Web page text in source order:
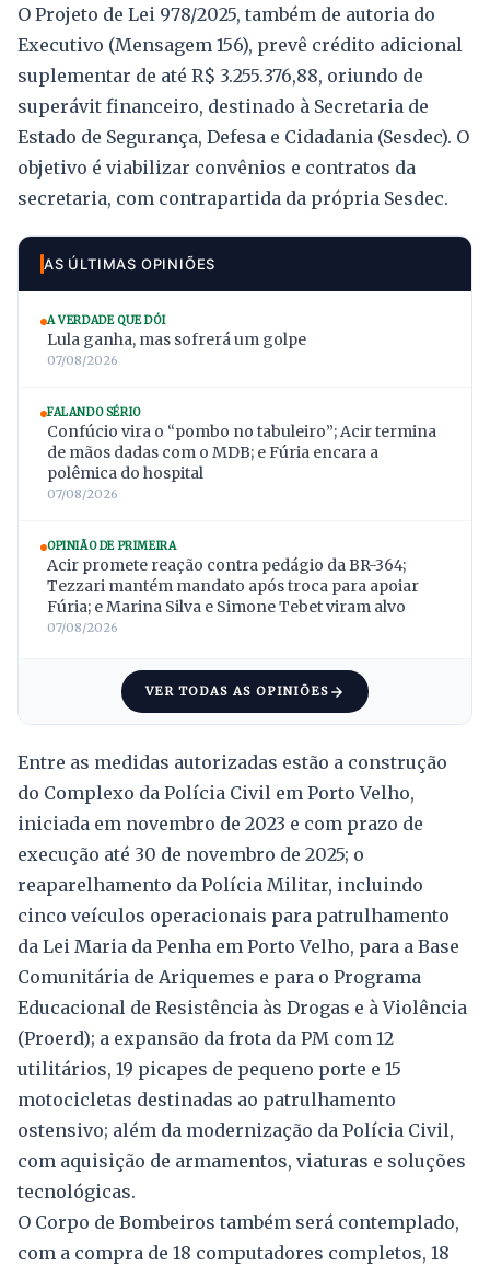
O Projeto de Lei 978/2025, também de autoria do
Executivo (Mensagem 156), prevê crédito adicional
suplementar de até R$ 3.255.376,88, oriundo de
superávit financeiro, destinado à Secretaria de
Estado de Segurança, Defesa e Cidadania (Sesdec). O
objetivo é viabilizar convênios e contratos da
secretaria, com contrapartida da própria Sesdec.
AS ÚLTIMAS OPINIÕES
A VERDADE QUE DÓI
Lula ganha, mas sofrerá um golpe
07/08/2026
FALANDO SÉRIO
Confúcio vira o “pombo no tabuleiro”; Acir termina
de mãos dadas com o MDB; e Fúria encara a
polêmica do hospital
07/08/2026
OPINIÃO DE PRIMEIRA
Acir promete reação contra pedágio da BR-364;
Tezzari mantém mandato após troca para apoiar
Fúria; e Marina Silva e Simone Tebet viram alvo
07/08/2026
VER TODAS AS OPINIÕES
Entre as medidas autorizadas estão a construção
do Complexo da Polícia Civil em Porto Velho,
iniciada em novembro de 2023 e com prazo de
execução até 30 de novembro de 2025; o
reaparelhamento da Polícia Militar, incluindo
cinco veículos operacionais para patrulhamento
da Lei Maria da Penha em Porto Velho, para a Base
Comunitária de Ariquemes e para o Programa
Educacional de Resistência às Drogas e à Violência
(Proerd); a expansão da frota da PM com 12
utilitários, 19 picapes de pequeno porte e 15
motocicletas destinadas ao patrulhamento
ostensivo; além da modernização da Polícia Civil,
com aquisição de armamentos, viaturas e soluções
tecnológicas.
O Corpo de Bombeiros também será contemplado,
com a compra de 18 computadores completos, 18